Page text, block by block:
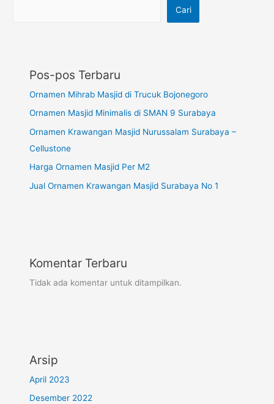
Cari
Pos-pos Terbaru
Ornamen Mihrab Masjid di Trucuk Bojonegoro
Ornamen Masjid Minimalis di SMAN 9 Surabaya
Ornamen Krawangan Masjid Nurussalam Surabaya –
Cellustone
Harga Ornamen Masjid Per M2
Jual Ornamen Krawangan Masjid Surabaya No 1
Komentar Terbaru
Tidak ada komentar untuk ditampilkan.
Arsip
April 2023
Desember 2022